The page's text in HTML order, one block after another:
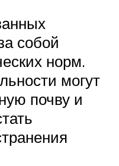
собой
норм.
могут
почву и